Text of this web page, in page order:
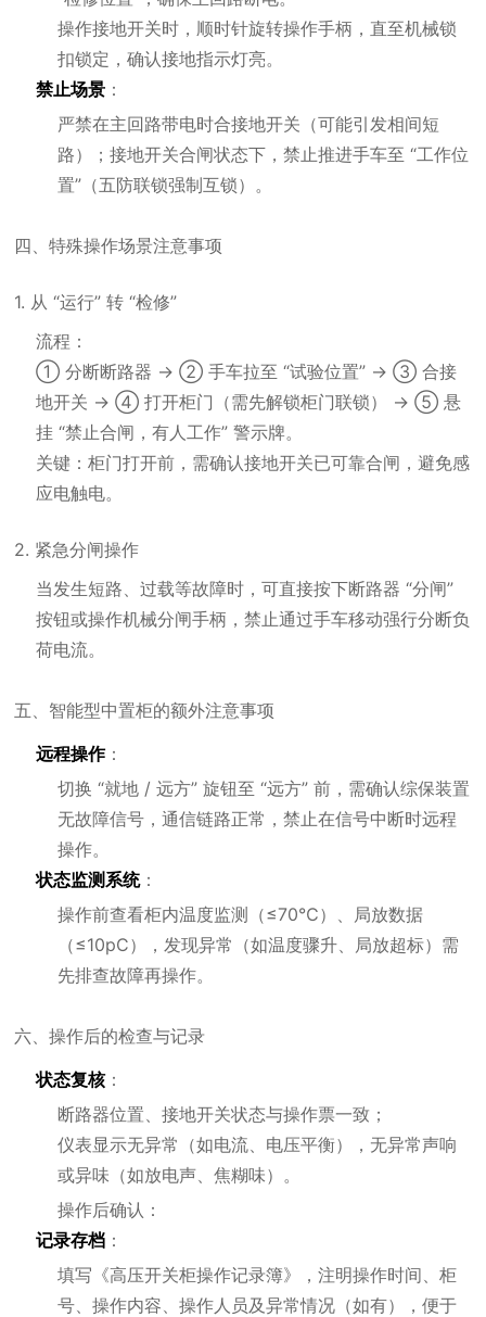
操作接地开关时，顺时针旋转操作手柄，直至机械锁
扣锁定，确认接地指示灯亮。
禁止场景 ：
严禁在主回路带电时合接地开关（可能引发相间短
路）；接地开关合闸状态下，禁止推进手车至 “工作位
置”（五防联锁强制互锁）。
四、特殊操作场景注意事项
1. 从 “运行” 转 “检修”
流程：
① 分断断路器 → ② 手车拉至 “试验位置” → ③ 合接
地开关 → ④ 打开柜门（需先解锁柜门联锁） → ⑤ 悬
挂 “禁止合闸，有人工作” 警示牌。
关键：柜门打开前，需确认接地开关已可靠合闸，避免感
应电触电。
2. 紧急分闸操作
当发生短路、过载等故障时，可直接按下断路器 “分闸”
按钮或操作机械分闸手柄，禁止通过手车移动强行分断负
荷电流。
五、智能型中置柜的额外注意事项
远程操作：
切换 “就地 / 远方” 旋钮至 “远方” 前，需确认综保装置
无故障信号，通信链路正常，禁止在信号中断时远程
操作。
状态监测系统：
操作前查看柜内温度监测（≤70℃）、局放数据
（≤10pC），发现异常（如温度骤升、局放超标）需
先排查故障再操作。
六、操作后的检查与记录
状态复核：
断路器位置、接地开关状态与操作票一致；
仪表显示无异常（如电流、电压平衡），无异常声响
或异味（如放电声、焦糊味）。
操作后确认：
记录存档 ：
填写《高压开关柜操作记录簿》，注明操作时间、柜
号、操作内容、操作人员及异常情况（如有），便于